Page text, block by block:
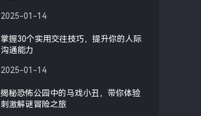
2025-01-14
掌握30个实用交往技巧，提升你的人际
沟通能力
2025-01-14
揭秘恐怖公园中的马戏小丑，带你体验
刺激解谜冒险之旅